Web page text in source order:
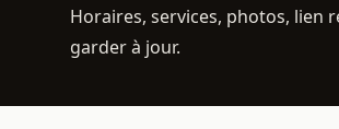
Horaires, services, photos, lien
garder à jour.